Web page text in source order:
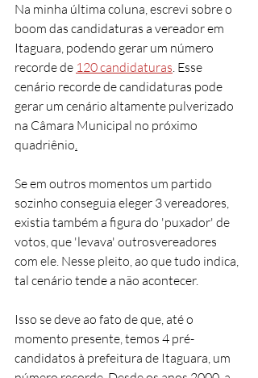
Na minha última coluna, escrevi sobre o
boom das candidaturas a vereador em
Itaguara, podendo gerar um número
recorde de 120 candidaturas. Esse
cenário recorde de candidaturas pode
gerar um cenário altamente pulverizado
na Câmara Municipal no próximo
quadriênio.
Se em outros momentos um partido
sozinho conseguia eleger 3 vereadores,
existia também a figura do 'puxador' de
votos, que 'levava' outrosvereadores
com ele. Nesse pleito, ao que tudo indica,
tal cenário tende a não acontecer.
Isso se deve ao fato de que, até o
momento presente, temos 4 pré-
candidatos à prefeitura de Itaguara, um